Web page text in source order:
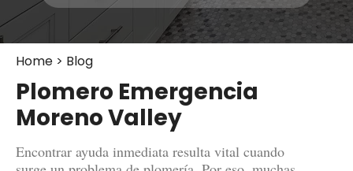
Home > Blog
Plomero Emergencia
Moreno Valley
Encontrar ayuda inmediata resulta vital cuando